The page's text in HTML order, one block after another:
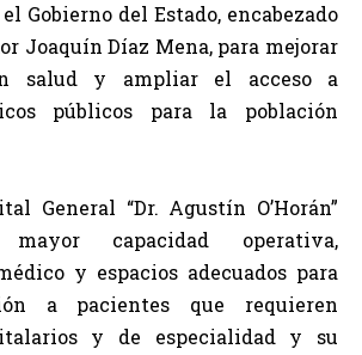
Gobierno del Estado, encabezado
Joaquín Díaz Mena, para mejorar
salud y ampliar el acceso a
públicos para la población
General “Dr. Agustín O’Horán”
capacidad operativa,
y espacios adecuados para
a pacientes que requieren
y de especialidad y su